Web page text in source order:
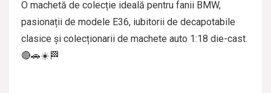
O machetă de colecție ideală pentru fanii BMW,
pasionații de modele E36, iubitorii de decapotabile
clasice și colecționarii de machete auto 1:18 die-cast.
🔴🚗☀️🏁